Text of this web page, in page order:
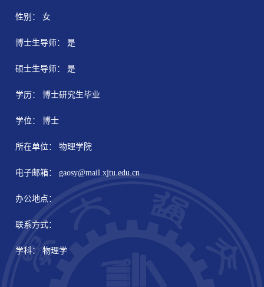
性别： 女
博士生导师： 是
硕士生导师： 是
学历： 博士研究生毕业
学位： 博士
所在单位： 物理学院
电子邮箱：gaosy@mail.xjtu.edu.cn
办公地点：
联系方式：
学科： 物理学